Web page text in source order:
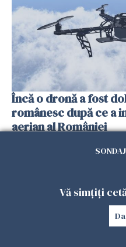
Încă o dronă a fost
românesc după ce a
aerian al României
Vă simțiți
Da